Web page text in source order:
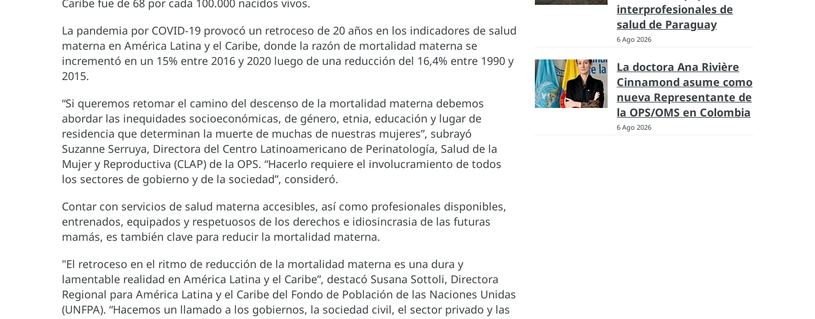
Caribe fue de 68 por cada 100.000 nacidos vivos.
La pandemia por COVID-19 provocó un retroceso de 20 años en los indicadores de salud
materna en América Latina y el Caribe, donde la razón de mortalidad materna se
incrementó en un 15% entre 2016 y 2020 luego de una reducción del 16,4% entre 1990 y
2015.
“Si queremos retomar el camino del descenso de la mortalidad materna debemos
abordar las inequidades socioeconómicas, de género, etnia, educación y lugar de
residencia que determinan la muerte de muchas de nuestras mujeres”, subrayó
Suzanne Serruya, Directora del Centro Latinoamericano de Perinatología, Salud de la
Mujer y Reproductiva (CLAP) de la OPS. “Hacerlo requiere el involucramiento de todos
los sectores de gobierno y de la sociedad”, consideró.
Contar con servicios de salud materna accesibles, así como profesionales disponibles,
entrenados, equipados y respetuosos de los derechos e idiosincrasia de las futuras
mamás, es también clave para reducir la mortalidad materna.
"El retroceso en el ritmo de reducción de la mortalidad materna es una dura y
lamentable realidad en América Latina y el Caribe”, destacó Susana Sottoli, Directora
Regional para América Latina y el Caribe del Fondo de Población de las Naciones Unidas
(UNFPA). “Hacemos un llamado a los gobiernos, la sociedad civil, el sector privado y las
interprofesionales de
salud de Paraguay
6 Ago 2026
La doctora Ana Rivière
Cinnamond asume como
nueva Representante de
la OPS/OMS en Colombia
6 Ago 2026